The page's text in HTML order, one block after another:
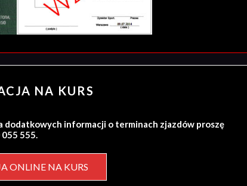
NA KURS
dodatkowych informacji o terminach zjazdów proszę
555.
ONLINE NA KURS